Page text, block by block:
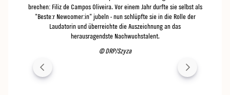
brechen: Filiz de Campos Oliveira. Vor einem Jahr durfte sie selbst als
"Beste:r Newcomer:in" jubeln - nun schlüpfte sie in die Rolle der
Laudatorin und überreichte die Auszeichnung an das
herausragendste Nachwuchstalent.
© DRP/Szyza